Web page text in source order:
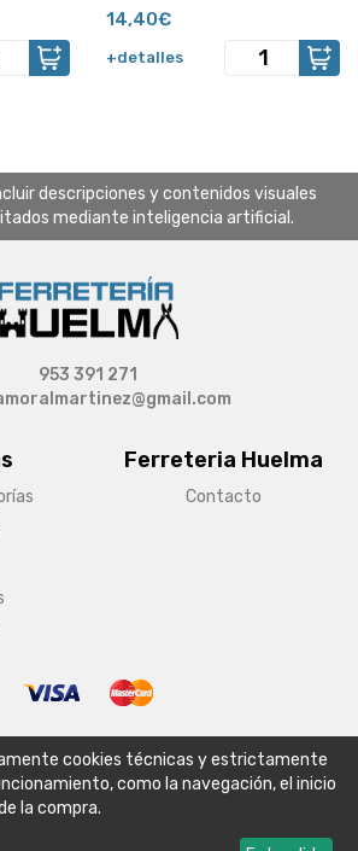
14,40€
+detalles
descripciones y contenidos visuales
mediante inteligencia artificial.
Ferreteria Huelma
Contacto
953 391 271
generales de venta
Política de envío
Política de cookies
cookies técnicas y estrictamente
como la navegación, el inicio
la compra.